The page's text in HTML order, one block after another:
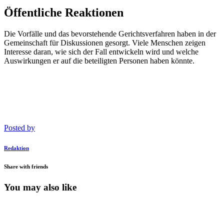
Öffentliche Reaktionen
Die Vorfälle und das bevorstehende Gerichtsverfahren haben in der
Gemeinschaft für Diskussionen gesorgt. Viele Menschen zeigen
Interesse daran, wie sich der Fall entwickeln wird und welche
Auswirkungen er auf die beteiligten Personen haben könnte.
Posted by
Redaktion
Share with friends
You may also like